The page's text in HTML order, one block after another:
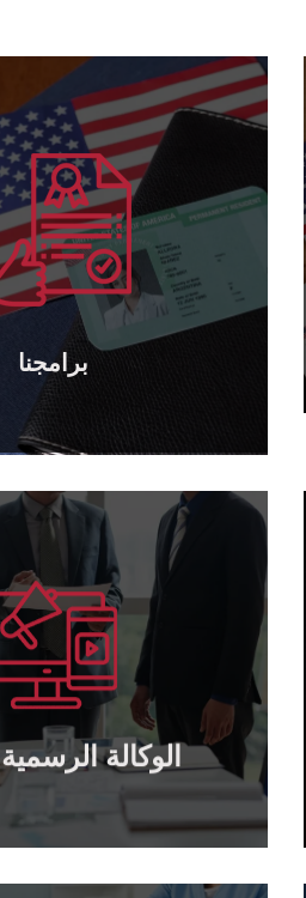
برامجنا
برامجنا
منح الاعتماد الأمريكي الدولي
والأفراد لكافة التخصصات
يتعلم أكثر
الوكالة
وكالة رسمية عامة
منح توكيل رسمي عام و خاص لمن
بالتعاون.
يتعلم أكثر